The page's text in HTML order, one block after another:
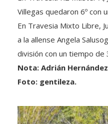
Villegas quedaron 6º con
En Travesia Mixto Libre,
a la allense Angela
división con un tiempo de
Nota: Adrián
Foto: gentileza.